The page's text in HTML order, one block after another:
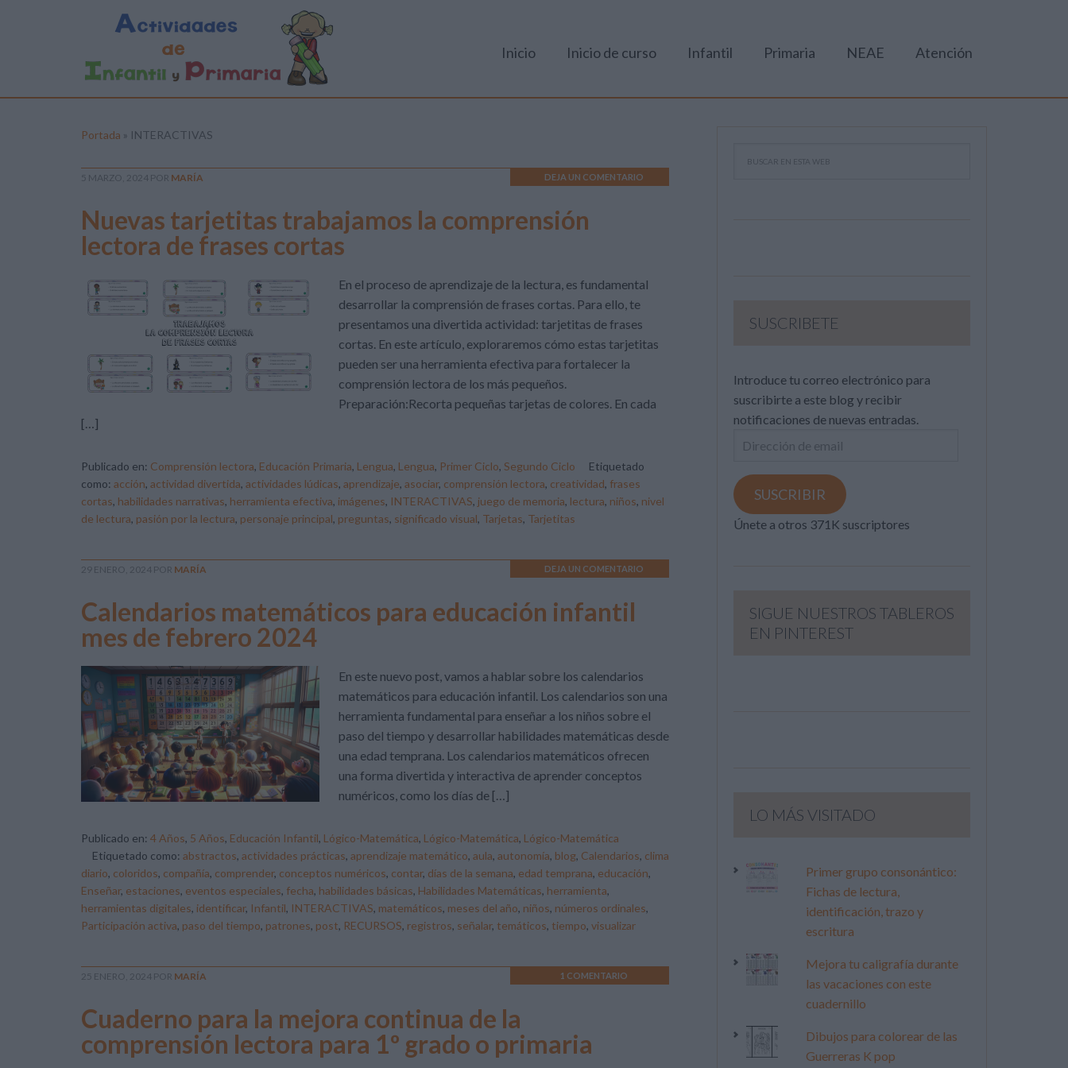
Inicio Inicio de curso Infantil Primaria NEAE Atención
Portada » INTERACTIVAS
5 MARZO, 2024 POR MARÍA DEJA UN COMENTARIO
Nuevas tarjetitas trabajamos la comprensión
lectora de frases cortas
En el proceso de aprendizaje de la lectura, es fundamental
desarrollar la comprensión de frases cortas. Para ello, te
presentamos una divertida actividad: tarjetitas de frases
cortas. En este artículo, exploraremos cómo estas tarjetitas
pueden ser una herramienta efectiva para fortalecer la
comprensión lectora de los más pequeños.
Preparación:Recorta pequeñas tarjetas de colores. En cada
[…]
Publicado en: Comprensión lectora, Educación Primaria, Lengua, Lengua, Primer Ciclo, Segundo Ciclo
Etiquetado
como: acción, actividad divertida, actividades lúdicas, aprendizaje, asociar, comprensión lectora, creatividad, frases
cortas, habilidades narrativas, herramienta efectiva, imágenes, INTERACTIVAS, juego de memoria, lectura, niños, nivel
de lectura, pasión por la lectura, personaje principal, preguntas, significado visual, Tarjetas, Tarjetitas
29 ENERO, 2024 POR MARÍA DEJA UN COMENTARIO
Calendarios matemáticos para educación infantil
mes de febrero 2024
En este nuevo post, vamos a hablar sobre los calendarios
matemáticos para educación infantil. Los calendarios son una
herramienta fundamental para enseñar a los niños sobre el
paso del tiempo y desarrollar habilidades matemáticas desde
una edad temprana. Los calendarios matemáticos ofrecen
una forma divertida y interactiva de aprender conceptos
numéricos, como los días de […]
Publicado en: 4 Años, 5 Años, Educación Infantil, Lógico-Matemática, Lógico-Matemática, Lógico-Matemática
Etiquetado como: abstractos, actividades prácticas, aprendizaje matemático, aula, autonomía, blog, Calendarios, clima
diario, coloridos, compañía, comprender, conceptos numéricos, contar, días de la semana, edad temprana, educación,
Enseñar, estaciones, eventos especiales, fecha, habilidades básicas, Habilidades Matemáticas, herramienta,
herramientas digitales, identificar, Infantil, INTERACTIVAS, matemáticos, meses del año, niños, números ordinales,
Participación activa, paso del tiempo, patrones, post, RECURSOS, registros, señalar, temáticos, tiempo, visualizar
25 ENERO, 2024 POR MARÍA 1 COMENTARIO
Cuaderno para la mejora continua de la
comprensión lectora para 1º grado o primaria
SUSCRIBETE
Introduce tu correo electrónico para
suscribirte a este blog y recibir
notificaciones de nuevas entradas.
Dirección
email
SUSCRIBIR
Únete a otros 371K suscriptores
SIGUE NUESTROS TABLEROS
EN PINTEREST
LO MÁS VISITADO
Primer grupo consonántico:
Fichas de lectura,
identificación, trazo y
escritura
Mejora tu caligrafía durante
las vacaciones con este
cuadernillo
Dibujos para colorear de las
Guerreras K pop